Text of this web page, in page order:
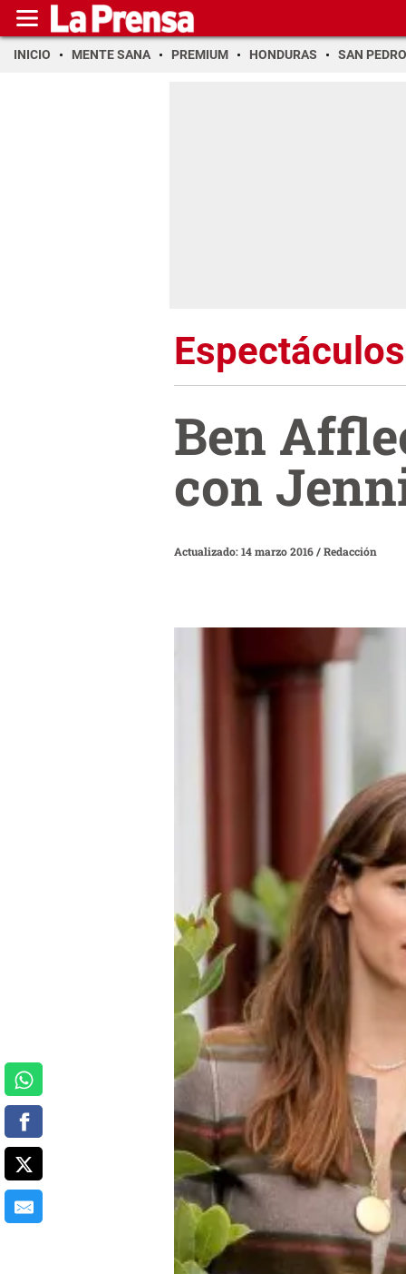
INICIO MENTE SANA PREMIUM HONDURAS SAN PEDRO
Espectáculos
Ben
con
Actualizado: 14 marzo 2016/Redacción